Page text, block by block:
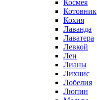
Космея
Котовник
Кохия
Лаванда
Лаватера
Левкой
Лен
Лианы
Лихнис
Лобелия
Люпин